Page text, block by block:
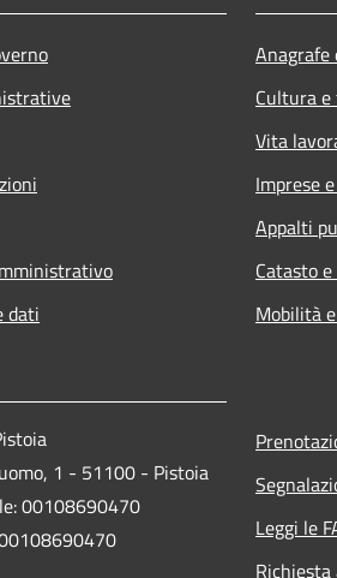
dati
Cultura
Vita
Imprese
Appalti
Catasto
Mobilità
1 - 51100 - Pistoia
00108690470
Leggi le